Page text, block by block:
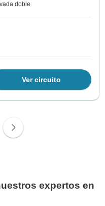
doble
Ver circuito
expertos en